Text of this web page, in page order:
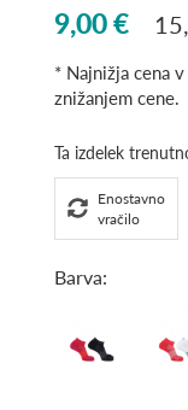
9,00 €
* Najnižja cena
znižanjem cene.
Ta izdelek
Enostavno
vračilo
Barva:
red